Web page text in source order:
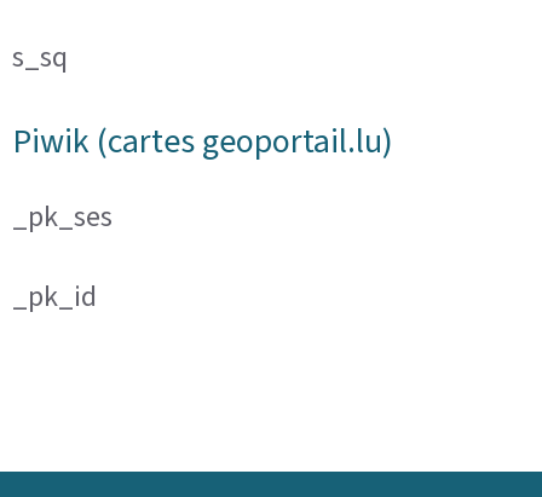
s_sq
Piwik (cartes geoportail.lu)
_pk_ses
_pk_id